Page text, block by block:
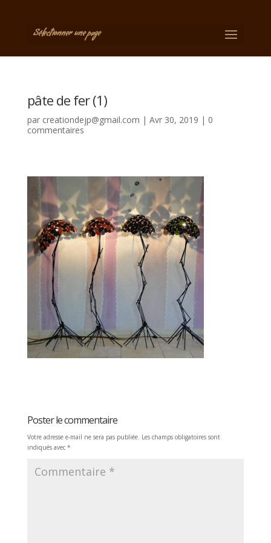
Sélectionner une page
pâte de fer (1)
par creationdejp@gmail.com | Avr 30, 2019 | 0
commentaires
Poster le commentaire
Votre adresse e-mail ne sera pas publiée. Les champs obligatoires sont
indiqués avec *